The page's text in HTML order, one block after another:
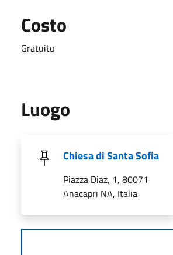
Costo
Gratuito
Luogo
Chiesa di Santa Sofia
Piazza Diaz, 1, 80071
Anacapri NA, Italia